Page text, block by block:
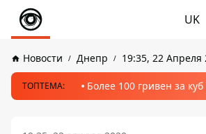
UK
Новости Днепр 19:35, 22 Апреля
ТОПТЕМА: Более 100 гривен за